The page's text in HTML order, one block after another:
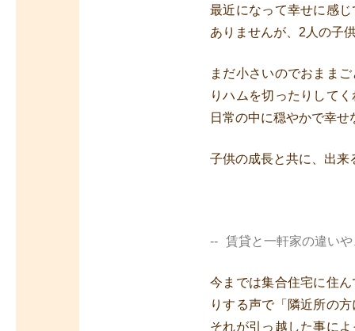
最近になって幸せに感
ありませんが、2人の子
まだ小さいのでおまま
りハムを切ったりして
日常の中に穏やかで幸
子供の成長と共に、出来
賃貸と一軒家の違い
今までは集合住宅に住
りする声で「隣近所の
それが引っ越した事に